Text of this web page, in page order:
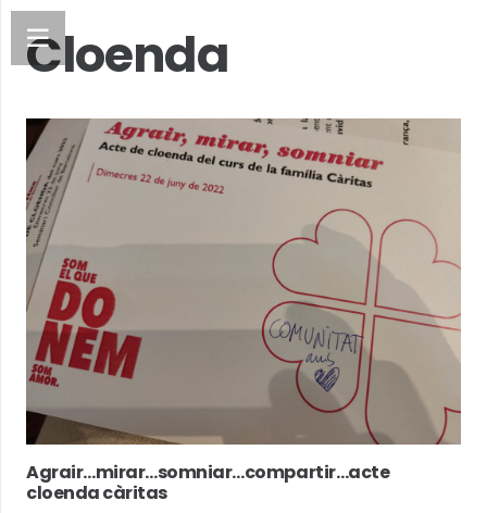
Cloenda
Agrair…mirar…somniar…compartir…acte
cloenda càritas